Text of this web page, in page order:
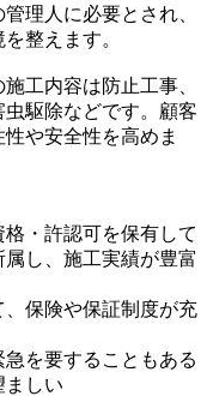
理人に必要とされ、
整えます。
工内容は防止工事、
駆除などです。顧客
や安全性を高めま
・許認可を保有して
し、施工実績が豊富
保険や保証制度が充
を要することもある
ましい